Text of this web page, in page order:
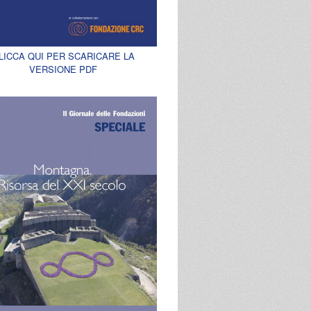
QUI PER SCARICARE LA
VERSIONE PDF